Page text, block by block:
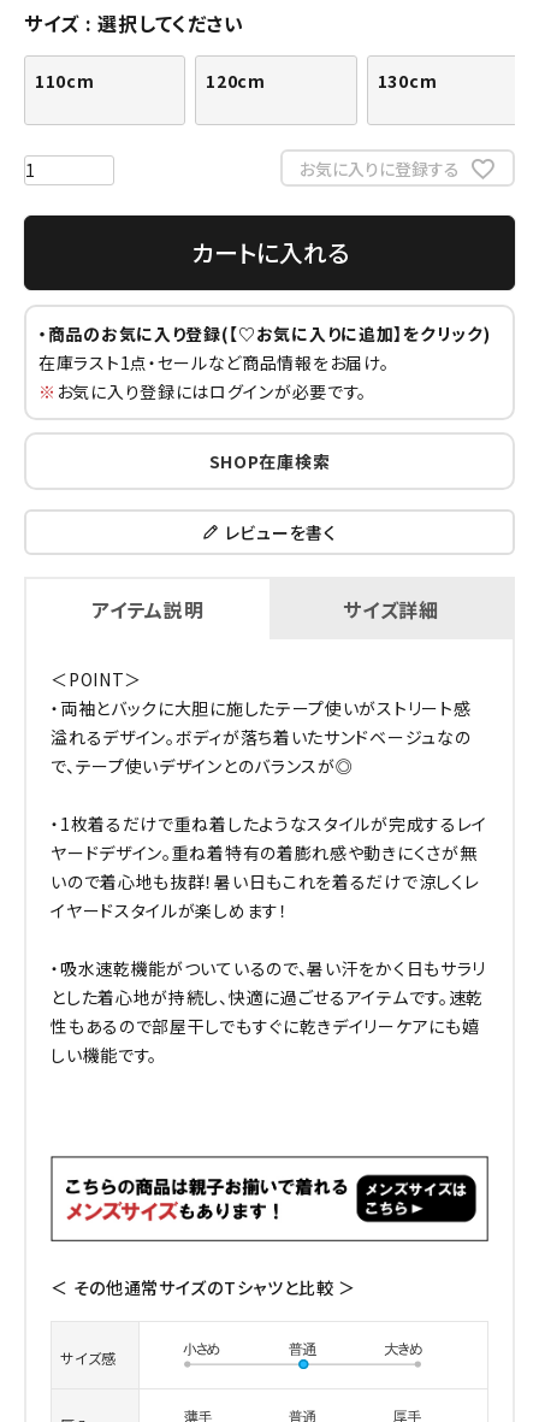
サイズ 選択してください
110cm 120cm 130cm
お気に入りに登録する
カートに入れる
・商品のお気に入り登録(【♡お気に入りに追加】をクリック)
在庫ラスト1点・セールなど商品情報をお届け。
※ お気に入り登録にはログインが必要です。
SHOP在庫検索
レビューを書く
アイテム説明 サイズ詳細
＜POINT＞
・両袖とバックに大胆に施したテープ使いがストリート感
溢れるデザイン。ボディが落ち着いたサンドベージュなの
で、テープ使いデザインとのバランスが◎
・1枚着るだけで重ね着したようなスタイルが完成するレイ
ヤードデザイン。重ね着特有の着膨れ感や動きにくさが無
いので着心地も抜群！暑い日もこれを着るだけで涼しくレ
イヤードスタイルが楽しめます！
・吸水速乾機能がついているので、暑い汗をかく日もサラリ
とした着心地が持続し、快適に過ごせるアイテムです。速乾
性もあるので部屋干しでもすぐに乾きデイリーケアにも嬉
しい機能です。
＜ その他通常サイズのTシャツと比較 ＞
サイズ感